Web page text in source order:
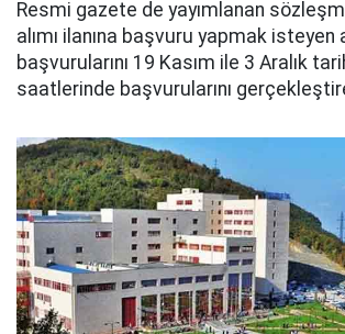
Resmi gazete de yayımlanan
alımı ilanına başvuru yapmak isteyen
başvurularını 19 Kasım ile 3 Aralık
saatlerinde başvurularını